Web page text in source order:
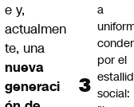
e y,
actualmen
te, una
nueva
generaci
a
por el
social: